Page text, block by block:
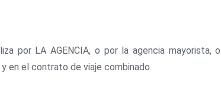
por LA AGENCIA, o por la agencia
en el contrato de viaje combinado.